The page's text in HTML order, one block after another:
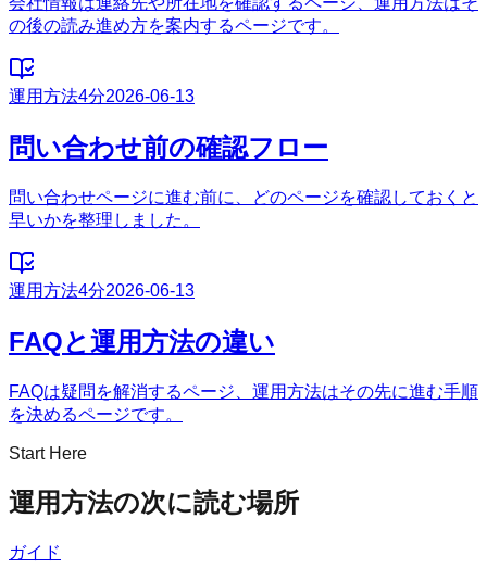
の後の読み進め方を案内するページです。
運用方法4分2026-06-13
問い合わせ前の確認フロー
問い合わせページに進む前に、どのページを確認しておくと
早いかを整理しました。
運用方法4分2026-06-13
FAQと運用方法の違い
FAQは疑問を解消するページ、運用方法はその先に進む手順
を決めるページです。
Start Here
運用方法の次に読む場所
ガイド